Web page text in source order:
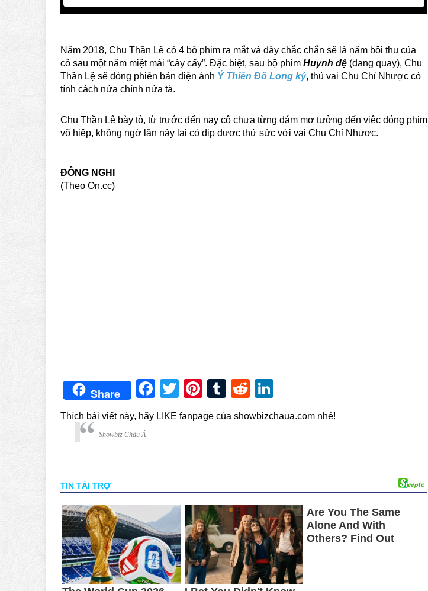
Năm 2018, Chu Thần Lệ có 4 bộ phim ra mắt và đây chắc chắn sẽ là năm bội thu của
cô sau một năm miệt mài “cày cấy”. Đặc biệt, sau bộ phim Huynh đệ (đang quay), Chu
Thần Lệ sẽ đóng phiên bản điện ảnh Ỷ Thiên Đồ Long ký, thủ vai Chu Chỉ Nhược có
tính cách nửa chính nửa tà.
Chu Thần Lệ bày tỏ, từ trước đến nay cô chưa từng dám mơ tưởng đến việc đóng phim
võ hiệp, không ngờ lần này lại có dịp được thử sức với vai Chu Chỉ Nhược.
ĐÔNG NGHI
(Theo On.cc)
Share Facebook
TwitterPinterest
TumblrReddit
Thích bài viết này, hãy LIKE fanpage của showbizchaua.com nhé!
Showbiz Châu Á